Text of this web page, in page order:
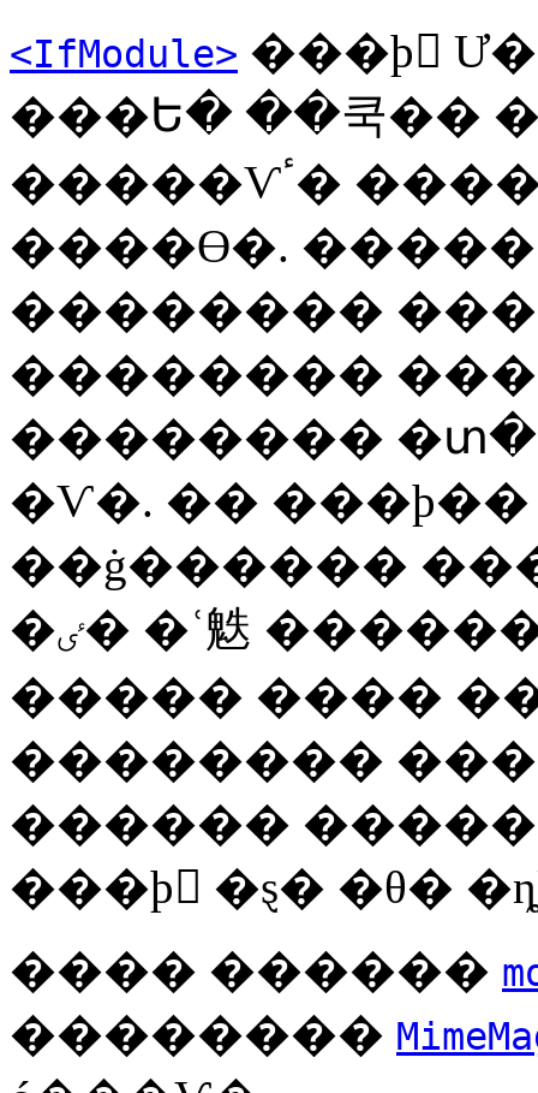
<IfModule> ���þ
���Ե� ��쿡��
�����Ѵٴ� ���� �����ϰ��� �ſ�
����ϴ�.
��������
��������
��������
�Ѵ�. ��
��ġ������
�ٸ� �ʿ䰡 �������� ����ؾ� �Ѵ�.
����� ����
�� �ֱ�
������
���þ �ȿ� �θ�
���� ������
��������